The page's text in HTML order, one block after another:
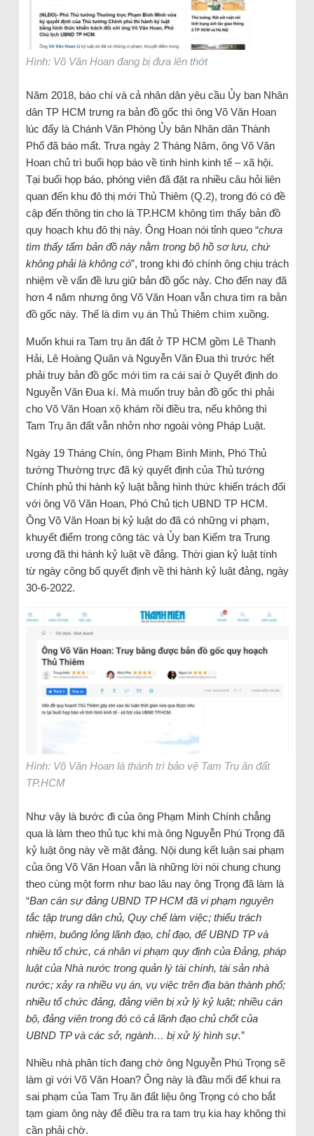
Hình: Võ Văn Hoan đang bị đưa lên thớt
Năm 2018, báo chí và cả nhân dân yêu cầu Ủy ban Nhân
dân TP HCM trưng ra bản đồ gốc thì ông Võ Văn Hoan
lúc đấy là Chánh Văn Phòng Ủy bân Nhân dân Thành
Phố đã báo mất. Trưa ngày 2 Tháng Năm, ông Võ Văn
Hoan chủ trì buổi họp báo về tình hình kinh tế – xã hội.
Tại buổi họp báo, phóng viên đã đặt ra nhiều câu hỏi liên
quan đến khu đô thị mới Thủ Thiêm (Q.2), trong đó có đề
cập đến thông tin cho là TP.HCM không tìm thấy bản đồ
quy hoạch khu đô thị này. Ông Hoan nói tỉnh queo “chưa
tìm thấy tấm bản đồ này nằm trong bộ hồ sơ lưu, chứ
không phải là không có”, trong khi đó chính ông chịu trách
nhiệm về vấn đề lưu giữ bản đồ gốc này. Cho đến nay đã
hơn 4 năm nhưng ông Võ Văn Hoan vẫn chưa tìm ra bản
đồ gốc này. Thế là dìm vụ án Thủ Thiêm chìm xuồng.
Muốn khui ra Tam trụ ăn đất ở TP HCM gồm Lê Thanh
Hải, Lê Hoàng Quân và Nguyễn Văn Đua thì trước hết
phải truy bản đồ gốc mới tìm ra cái sai ở Quyết định do
Nguyễn Văn Đua kí. Mà muốn truy bản đồ gốc thì phải
cho Võ Văn Hoan xộ khám rồi điều tra, nếu không thì
Tam Trụ ăn đất vẫn nhởn nhơ ngoài vòng Pháp Luật.
Ngày 19 Tháng Chín, ông Phạm Bình Minh, Phó Thủ
tướng Thường trực đã ký quyết định của Thủ tướng
Chính phủ thi hành kỷ luật bằng hình thức khiển trách đối
với ông Võ Văn Hoan, Phó Chủ tịch UBND TP HCM.
Ông Võ Văn Hoan bị kỷ luật do đã có những vi phạm,
khuyết điểm trong công tác và Ủy ban Kiểm tra Trung
ương đã thi hành kỷ luật về đảng. Thời gian kỷ luật tính
từ ngày công bố quyết định về thi hành kỷ luật đảng, ngày
30-6-2022.
Hình: Võ Văn Hoan là thành trì bảo vệ Tam Trụ ăn đất
TP.HCM
Như vậy là bước đi của ông Phạm Minh Chính chẳng
qua là làm theo thủ tục khi mà ông Nguyễn Phú Trọng đã
kỷ luật ông này về mặt đảng. Nội dung kết luận sai phạm
của ông Võ Văn Hoan vẫn là những lời nói chung chung
theo cùng một form như bao lâu nay ông Trọng đã làm là
“Ban cán sự đảng UBND TP HCM đã vi phạm nguyên
tắc tập trung dân chủ, Quy chế làm việc; thiếu trách
nhiệm, buông lỏng lãnh đạo, chỉ đạo, để UBND TP và
nhiều tổ chức, cá nhân vi phạm quy định của Đảng, pháp
luật của Nhà nước trong quản lý tài chính, tài sản nhà
nước; xảy ra nhiều vụ án, vụ việc trên địa bàn thành phố;
nhiều tổ chức đảng, đảng viên bị xử lý kỷ luật; nhiều cán
bộ, đảng viên trong đó có cả lãnh đạo chủ chốt của
UBND TP và các sở, ngành… bị xử lý hình sự.”
Nhiều nhà phân tích đang chờ ông Nguyễn Phú Trọng sẽ
làm gì với Võ Văn Hoan? Ông này là đầu mối để khui ra
sai phạm của Tam Trụ ăn đất liệu ông Trọng có cho bắt
tạm giam ông này để điều tra ra tam trụ kia hay không thì
cần phải chờ.